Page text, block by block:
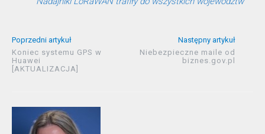
Poprzedni artykuł
Koniec systemu GPS w
Huawei
[AKTUALIZACJA]
Następny artykuł
Niebezpieczne maile od
biznes.gov.pl